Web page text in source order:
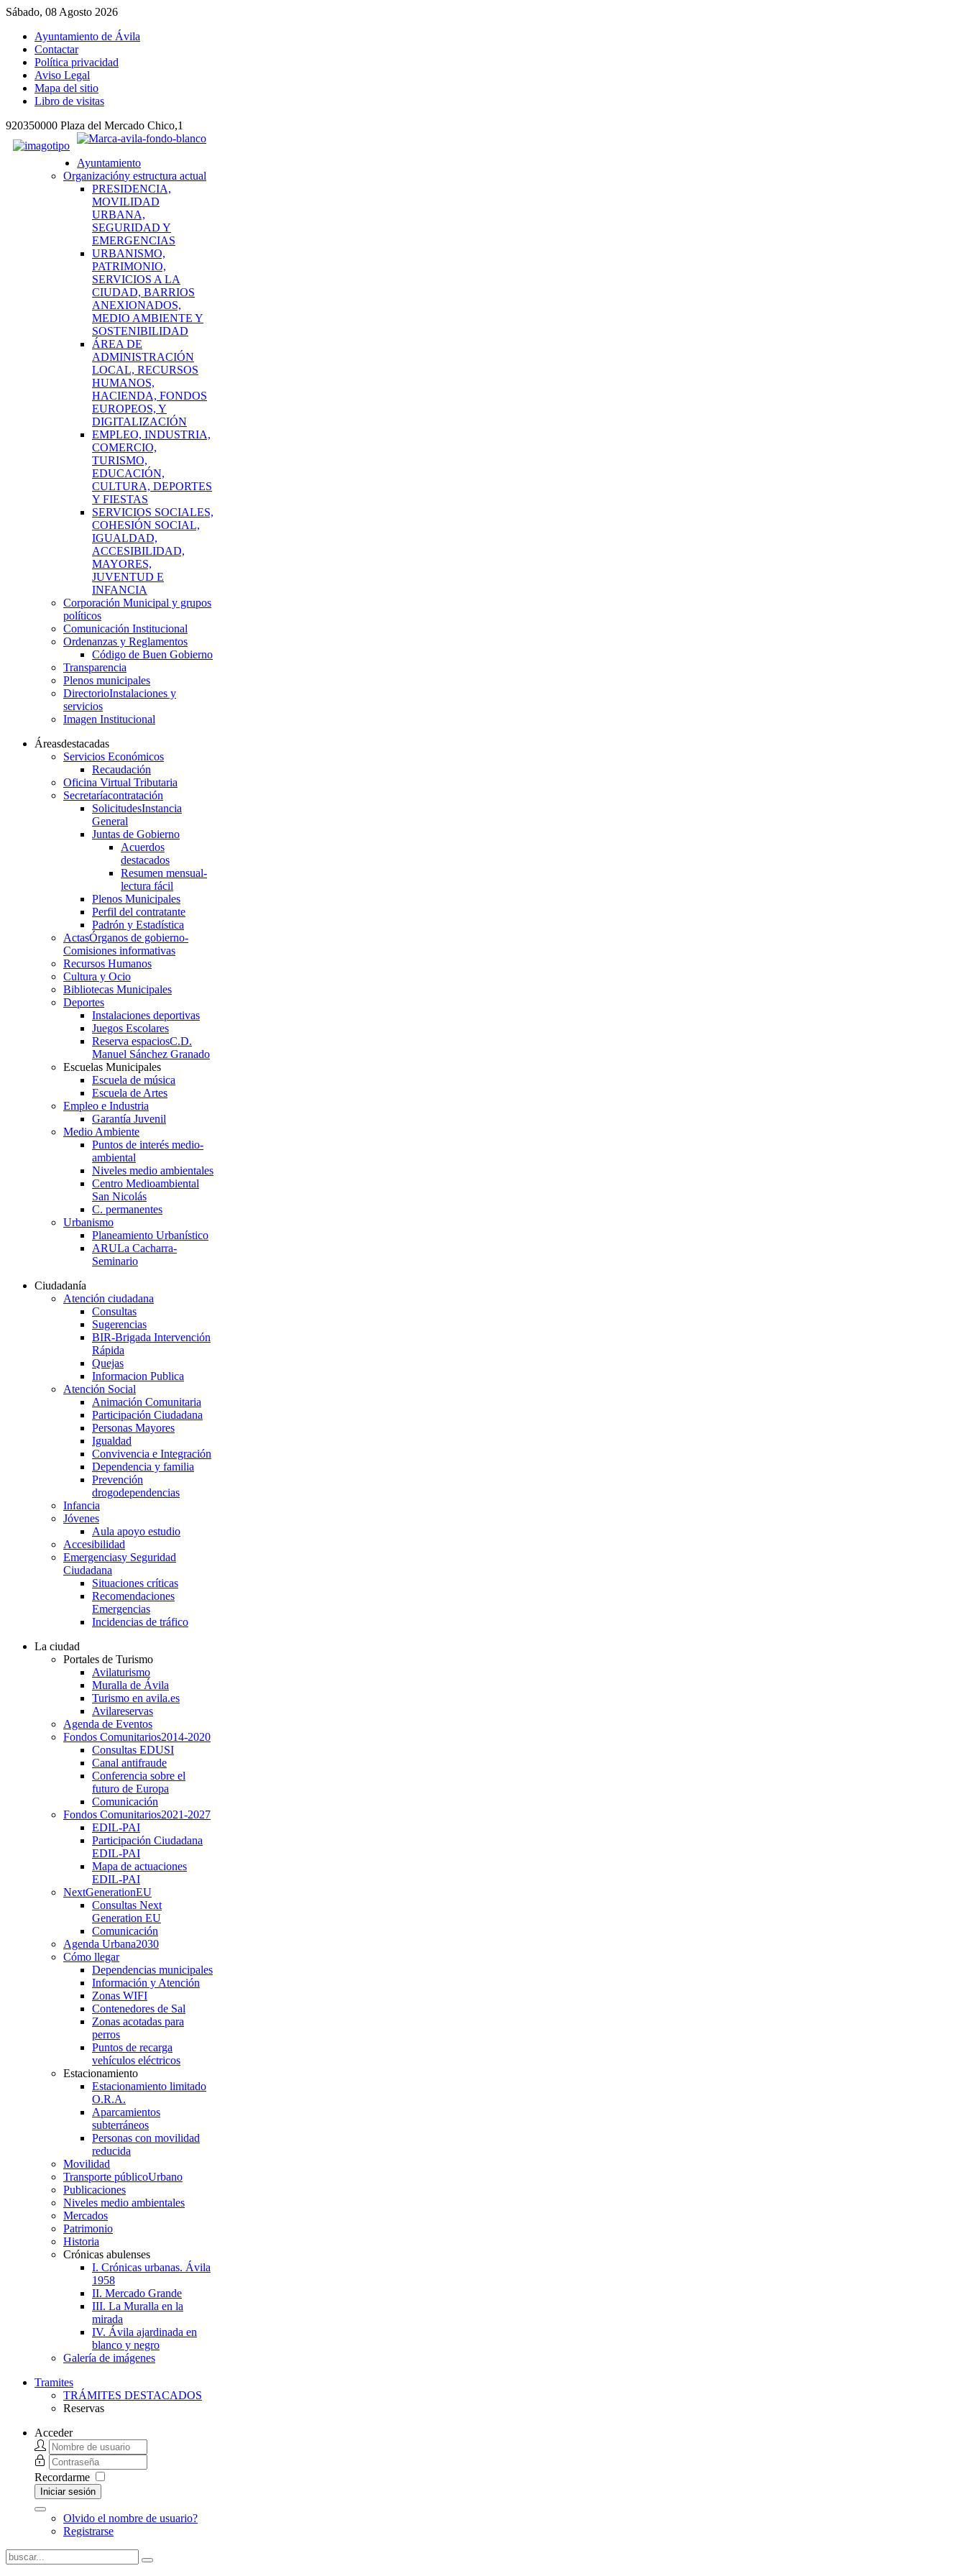
Sábado, 08 Agosto 2026
Ayuntamiento de Ávila
Contactar
Política privacidad
Aviso Legal
Mapa del sitio
Libro de visitas
920350000 Plaza del Mercado Chico,1
Ayuntamiento
Organizacióny estructura actual
PRESIDENCIA,
MOVILIDAD
URBANA,
SEGURIDAD Y
EMERGENCIAS
URBANISMO,
PATRIMONIO,
SERVICIOS A LA
CIUDAD, BARRIOS
ANEXIONADOS,
MEDIO AMBIENTE Y
SOSTENIBILIDAD
ÁREA DE
ADMINISTRACIÓN
LOCAL, RECURSOS
HUMANOS,
HACIENDA, FONDOS
EUROPEOS, Y
DIGITALIZACIÓN
EMPLEO, INDUSTRIA,
COMERCIO,
TURISMO,
EDUCACIÓN,
CULTURA, DEPORTES
Y FIESTAS
SERVICIOS SOCIALES,
COHESIÓN SOCIAL,
IGUALDAD,
ACCESIBILIDAD,
MAYORES,
JUVENTUD E
INFANCIA
Corporación Municipal y grupos
políticos
Comunicación Institucional
Ordenanzas y Reglamentos
Código de Buen Gobierno
Transparencia
Plenos municipales
DirectorioInstalaciones y
servicios
Imagen Institucional
Áreasdestacadas
Servicios Económicos
Recaudación
Oficina Virtual Tributaria
Secretaríacontratación
SolicitudesInstancia
General
Juntas de Gobierno
Acuerdos
destacados
Resumen mensual-
lectura fácil
Plenos Municipales
Perfil del contratante
Padrón y Estadística
ActasÓrganos de gobierno-
Comisiones informativas
Recursos Humanos
Cultura y Ocio
Bibliotecas Municipales
Deportes
Instalaciones deportivas
Juegos Escolares
Reserva espaciosC.D.
Manuel Sánchez Granado
Escuelas Municipales
Escuela de música
Escuela de Artes
Empleo e Industria
Garantía Juvenil
Medio Ambiente
Puntos de interés medio-
ambiental
Niveles medio ambientales
Centro Medioambiental
San Nicolás
C. permanentes
Urbanismo
Planeamiento Urbanístico
ARULa Cacharra-
Seminario
Ciudadanía
Atención ciudadana
Consultas
Sugerencias
BIR-Brigada Intervención
Rápida
Quejas
Informacion Publica
Atención Social
Animación Comunitaria
Participación Ciudadana
Personas Mayores
Igualdad
Convivencia e Integración
Dependencia y familia
Prevención
drogodependencias
Infancia
Jóvenes
Aula apoyo estudio
Accesibilidad
Emergenciasy Seguridad
Ciudadana
Situaciones críticas
Recomendaciones
Emergencias
Incidencias de tráfico
La ciudad
Portales de Turismo
Avilaturismo
Muralla de Ávila
Turismo en avila.es
Avilareservas
Agenda de Eventos
Fondos Comunitarios2014-2020
Consultas EDUSI
Canal antifraude
Conferencia sobre el
futuro de Europa
Comunicación
Fondos Comunitarios2021-2027
EDIL-PAI
Participación Ciudadana
EDIL-PAI
Mapa de actuaciones
EDIL-PAI
NextGenerationEU
Consultas Next
Generation EU
Comunicación
Agenda Urbana2030
Cómo llegar
Dependencias municipales
Información y Atención
Zonas WIFI
Contenedores de Sal
Zonas acotadas para
perros
Puntos de recarga
vehículos eléctricos
Estacionamiento
Estacionamiento limitado
O.R.A.
Aparcamientos
subterráneos
Personas con movilidad
reducida
Movilidad
Transporte públicoUrbano
Publicaciones
Niveles medio ambientales
Mercados
Patrimonio
Historia
Crónicas abulenses
I. Crónicas urbanas. Ávila
1958
II. Mercado Grande
III. La Muralla en la
mirada
IV. Ávila ajardinada en
blanco y negro
Galería de imágenes
Tramites
TRÁMITES DESTACADOS
Reservas
Acceder
Recordarme
Iniciar sesión
Olvido el nombre de usuario?
Registrarse